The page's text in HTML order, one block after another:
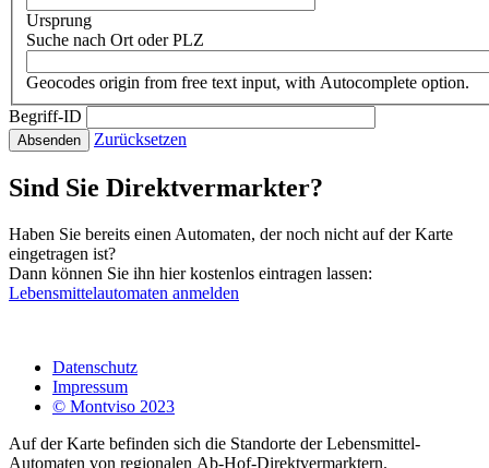
Ursprung
Suche nach Ort oder PLZ
Geocodes origin from free text input, with Autocomplete option.
Begriff-ID
Absenden Zurücksetzen
Sind Sie Direktvermarkter?
Haben Sie bereits einen Automaten, der noch nicht auf der Karte
eingetragen ist?
Dann können Sie ihn hier kostenlos eintragen lassen:
Lebensmittelautomaten anmelden
Fußzeile
Datenschutz
Impressum
© Montviso 2023
Auf der Karte befinden sich die Standorte der Lebensmittel-
Automaten von regionalen Ab-Hof-Direktvermarktern.